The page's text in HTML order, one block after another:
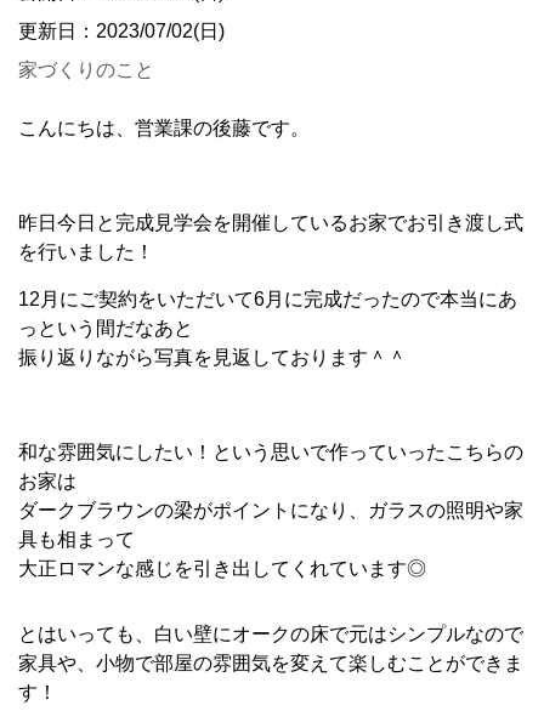
更新日：2023/07/02(日)
家づくりのこと
こんにちは、営業課の後藤です。
昨日今日と完成見学会を開催しているお家でお引き渡し式
を行いました！
12月にご契約をいただいて6月に完成だったので本当にあ
っという間だなあと
振り返りながら写真を見返しております＾＾
和な雰囲気にしたい！という思いで作っていったこちらの
お家は
ダークブラウンの梁がポイントになり、ガラスの照明や家
具も相まって
大正ロマンな感じを引き出してくれています◎
とはいっても、白い壁にオークの床で元はシンプルなので
家具や、小物で部屋の雰囲気を変えて楽しむことができま
す！